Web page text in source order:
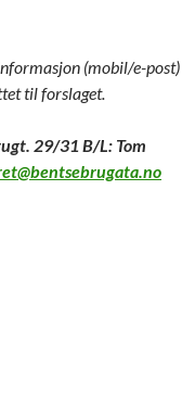
(mobil/e-post)
til forslaget.
29/31 B/L: Tom